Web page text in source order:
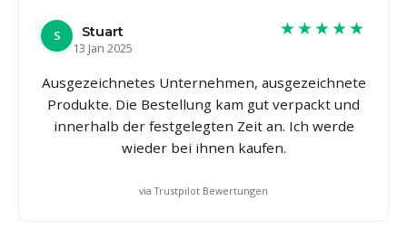
S
Stuart
13 Jan 2025
★★★★★
Ausgezeichnetes Unternehmen, ausgezeichnete
Produkte. Die Bestellung kam gut verpackt und
innerhalb der festgelegten Zeit an. Ich werde
wieder bei ihnen kaufen.
via Trustpilot Bewertungen